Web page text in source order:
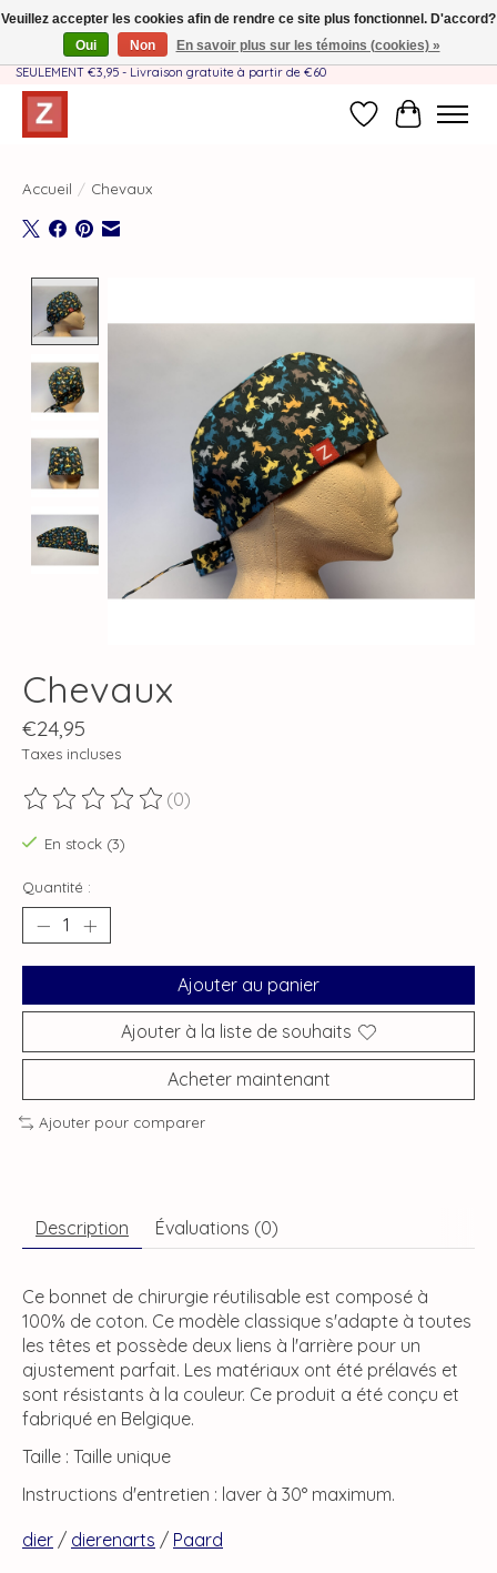
Fait à la main par une équipe mère-fille❤️ - Frais de livraison BE & NL
SEULEMENT €3,95 - Livraison gratuite à partir de €60
Liste dePanier
Accueil / Chevaux
Chevaux
€24,95
Taxes incluses
Ce produit est évalué à
(0)
En stock (3)
Quantité :
Ajouter au panier
Ajouter à la liste de souhaits
Acheter maintenant
Ajouter pour comparer
Description Évaluations (0)
Ce bonnet de chirurgie réutilisable est composé à
100% de coton. Ce modèle classique s'adapte à toutes
les têtes et possède deux liens à l'arrière pour un
ajustement parfait. Les matériaux ont été prélavés et
sont résistants à la couleur. Ce produit a été conçu et
fabriqué en Belgique.
Taille : Taille unique
Instructions d'entretien : laver à 30° maximum.
dier / dierenarts / Paard
Veuillez accepter les cookies afin de rendre ce site plus fonctionnel. D'accord?
Oui
Non En savoir plus sur les témoins (cookies) »